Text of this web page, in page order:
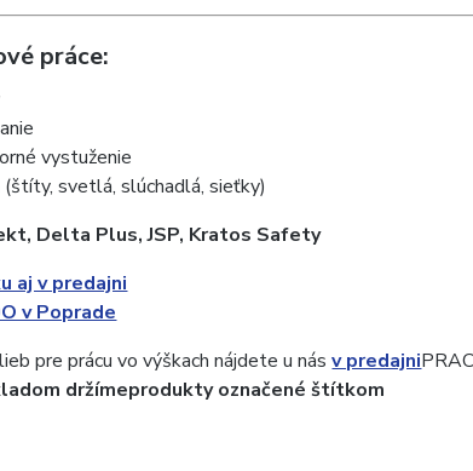
práce:
vystuženie
svetlá, slúchadlá, sieťky)
Delta Plus, JSP, Kratos Safety
aj v predajni
v Poprade
pre prácu vo výškach nájdete u násv predajni
držímeprodukty označené štítkom